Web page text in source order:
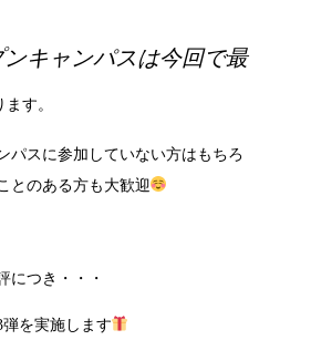
キャンパスは今回で最
す。
パスに参加していない方はもちろ
とのある方も大歓迎
につき・・・
を実施します